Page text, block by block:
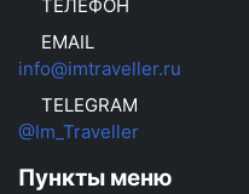
ТЕЛЕФОН
EMAIL
info@imtraveller.ru
TELEGRAM
@Im_Traveller
Пункты меню